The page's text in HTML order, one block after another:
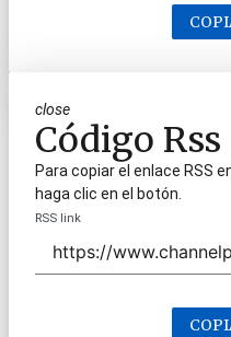
close
Código Rss
Para copiar el enlace RSS
haga clic en el botón.
RSS link